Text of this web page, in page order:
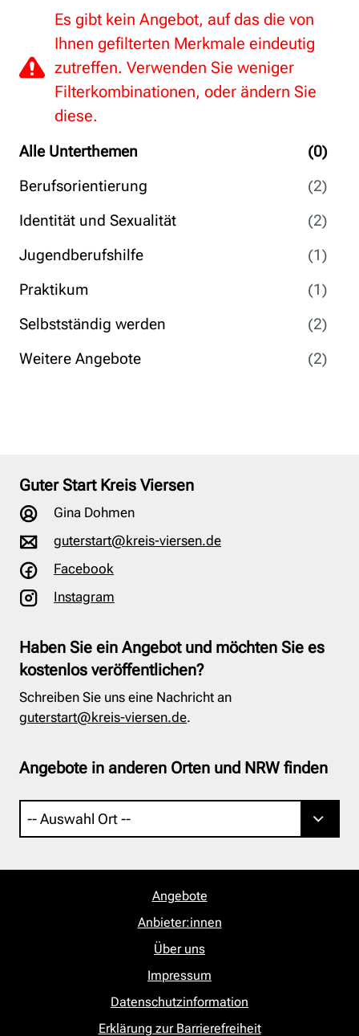
Alle Unterthemen
(0)
Berufsorientierung
(2)
Identität und Sexualität
(2)
Jugendberufshilfe
(1)
Praktikum
(1)
Selbstständig werden
(2)
Weitere Angebote
(2)
Es gibt kein Angebot, auf das die von
Ihnen gefilterten Merkmale eindeutig
zutreffen. Verwenden Sie weniger
Filterkombinationen, oder ändern Sie
diese.
Guter Start Kreis Viersen
Gina Dohmen
guterstart@kreis-viersen.de
Facebook
Instagram
Haben Sie ein Angebot und möchten Sie es
kostenlos veröffentlichen?
Schreiben Sie uns eine Nachricht an
guterstart@kreis-viersen.de.
Angebote in anderen Orten und NRW finden
Angebote
Anbieter:innen
Über uns
Impressum
Datenschutzinformation
Erklärung zur Barrierefreiheit